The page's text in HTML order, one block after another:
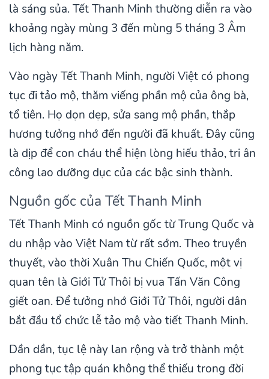
là sáng sủa. Tết Thanh Minh thường diễn ra vào
khoảng ngày mùng 3 đến mùng 5 tháng 3 Âm
lịch hàng năm.
Vào ngày Tết Thanh Minh, người Việt có phong
tục đi tảo mộ, thăm viếng phần mộ của ông bà,
tổ tiên. Họ dọn dẹp, sửa sang mộ phần, thắp
hương tưởng nhớ đến người đã khuất. Đây cũng
là dịp để con cháu thể hiện lòng hiếu thảo, tri ân
công lao dưỡng dục của các bậc sinh thành.
Nguồn gốc của Tết Thanh Minh
Tết Thanh Minh có nguồn gốc từ Trung Quốc và
du nhập vào Việt Nam từ rất sớm. Theo truyền
thuyết, vào thời Xuân Thu Chiến Quốc, một vị
quan tên là Giới Tử Thôi bị vua Tấn Văn Công
giết oan. Để tưởng nhớ Giới Tử Thôi, người dân
bắt đầu tổ chức lễ tảo mộ vào tiết Thanh Minh.
Dần dần, tục lệ này lan rộng và trở thành một
phong tục tập quán không thể thiếu trong đời